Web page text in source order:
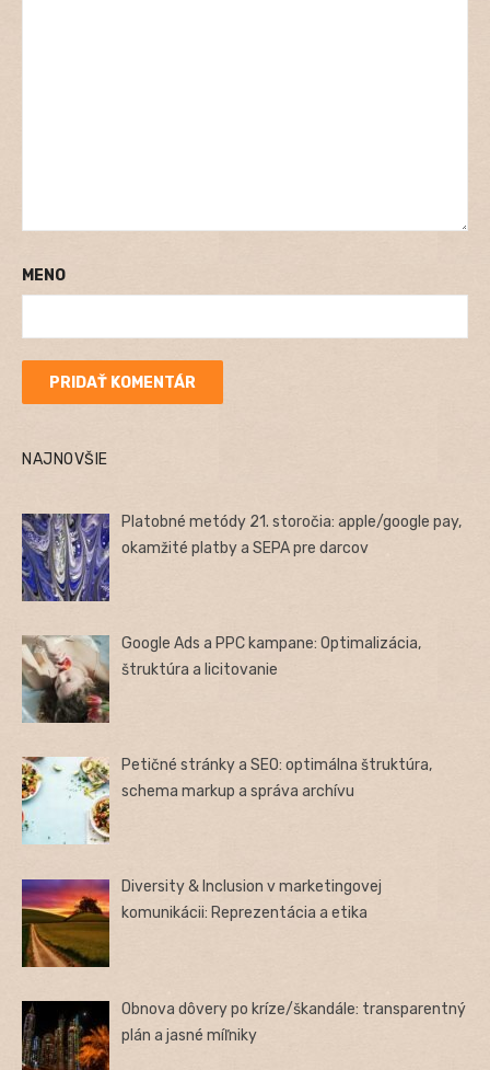
MENO
NAJNOVŠIE
Platobné metódy 21. storočia: apple/google pay,
okamžité platby a SEPA pre darcov
Google Ads a PPC kampane: Optimalizácia,
štruktúra a licitovanie
Petičné stránky a SEO: optimálna štruktúra,
schema markup a správa archívu
Diversity & Inclusion v marketingovej
komunikácii: Reprezentácia a etika
Obnova dôvery po kríze/škandále: transparentný
plán a jasné míľniky